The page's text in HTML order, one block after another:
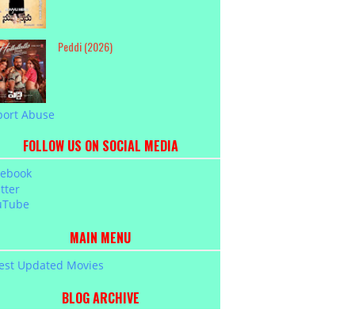
Peddi (2026)
Abuse
FOLLOW US ON SOCIAL MEDIA
MAIN MENU
Updated Movies
BLOG ARCHIVE